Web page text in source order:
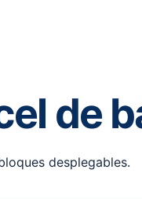
de
desplegables.